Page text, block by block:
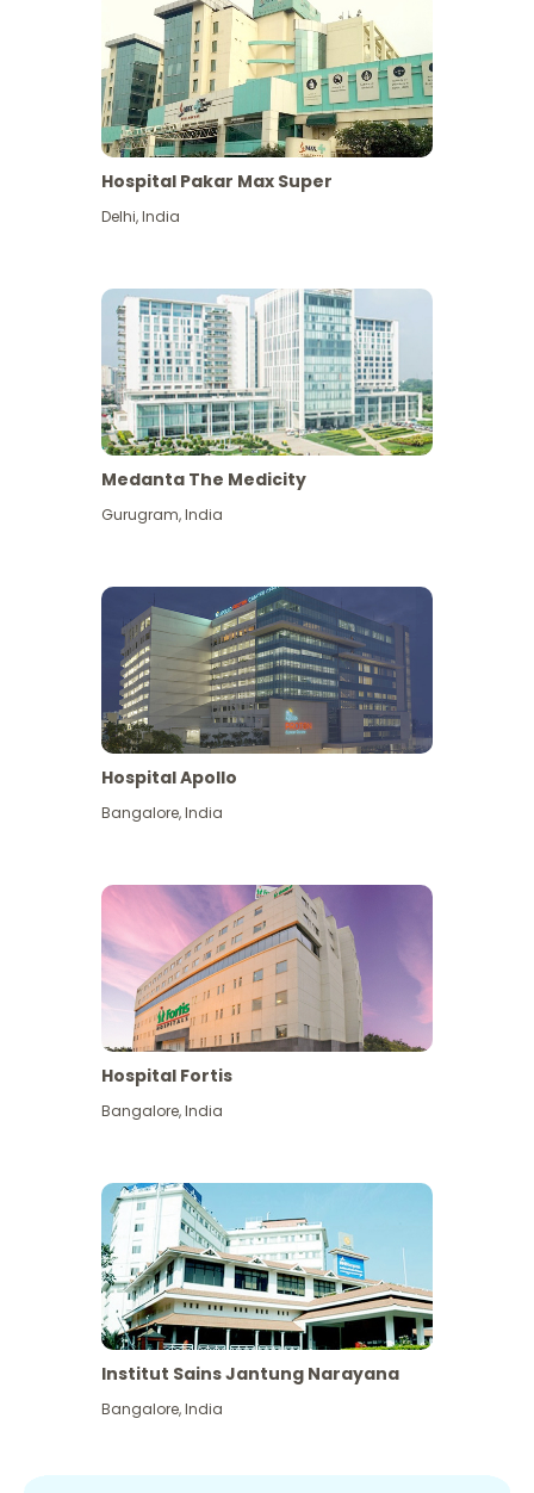
Hospital Pakar Max Super
Delhi,India
Medanta The Medicity
Gurugram,India
Hospital Apollo
Bangalore,India
Hospital Fortis
Bangalore,India
Institut Sains Jantung Narayana
Bangalore,India